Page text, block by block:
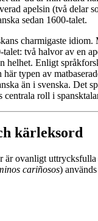
apelsin (två delar
sedan 1600-talet.
charmigaste idiom.
två halvor av en
helhet. Enligt
här typen av
än i svenska. Det
centrala roll i
kärleksord
är ovanligt uttrycksfulla
cariñosos)